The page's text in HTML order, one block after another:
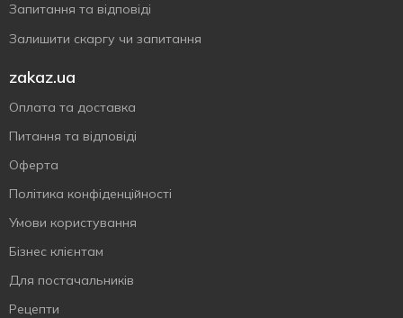
Запитання та відповіді
Залишити скаргу чи запитання
zakaz.ua
Оплата та доставка
Питання та відповіді
Оферта
Політика конфіденційності
Умови користування
Бізнес клієнтам
Для постачальників
Рецепти